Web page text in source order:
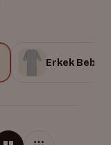
Erkek Bebek